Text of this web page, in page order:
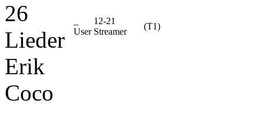
26
Lieder
User
12-21
Streamer
(T1)
Erik
Coco